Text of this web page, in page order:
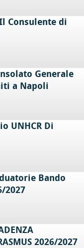
Consulente di
Generale
a Napoli
UNHCR Di
Bando
2027
2026/2027